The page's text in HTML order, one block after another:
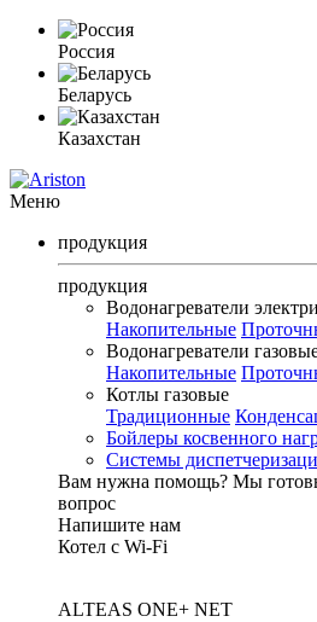
Россия
Беларусь
Казахстан
Меню
продукция
продукция
Водонагреватели
Накопительные
Водонагреватели
Накопительные
Котлы газовые
Традиционные
Бойлеры косвенного
Системы
Вам нужна помощь? Мы
вопрос
Напишите нам
Котел с Wi-Fi
ALTEAS ONE+ NET